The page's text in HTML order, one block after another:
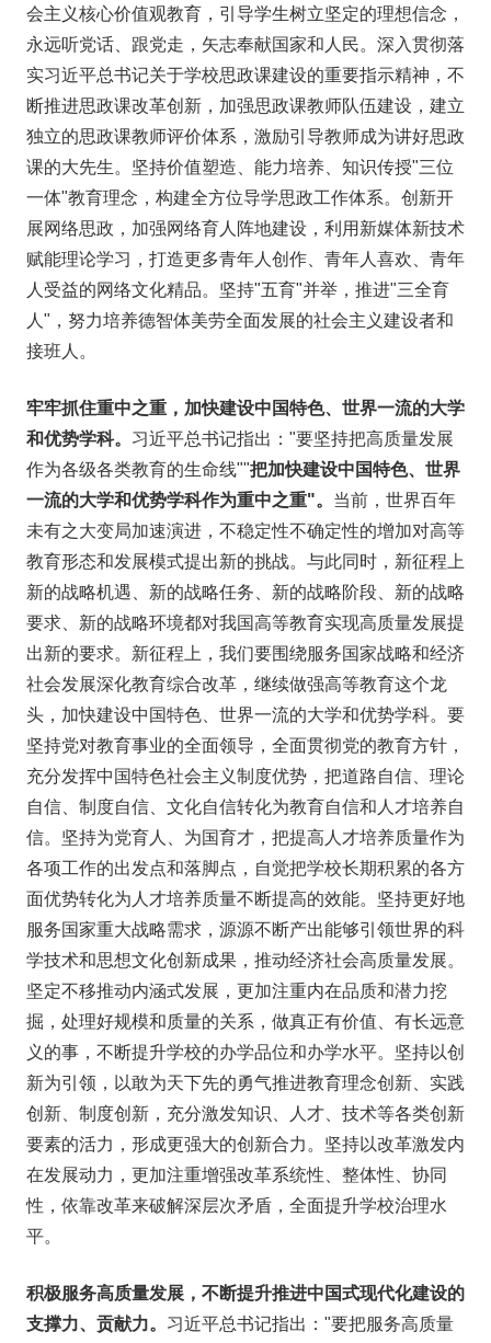
会主义核心价值观教育，引导学生树立坚定的理想信念，
永远听党话、跟党走，矢志奉献国家和人民。深入贯彻落
实习近平总书记关于学校思政课建设的重要指示精神，不
断推进思政课改革创新，加强思政课教师队伍建设，建立
独立的思政课教师评价体系，激励引导教师成为讲好思政
课的大先生。坚持价值塑造、能力培养、知识传授"三位
一体"教育理念，构建全方位导学思政工作体系。创新开
展网络思政，加强网络育人阵地建设，利用新媒体新技术
赋能理论学习，打造更多青年人创作、青年人喜欢、青年
人受益的网络文化精品。坚持"五育"并举，推进"三全育
人"，努力培养德智体美劳全面发展的社会主义建设者和
接班人。
牢牢抓住重中之重，加快建设中国特色、世界一流的大学
和优势学科。 习近平总书记指出："要坚持把高质量发展
作为各级各类教育的生命线""把加快建设中国特色、世界
一流的大学和优势学科作为重中之重"。 当前，世界百年
未有之大变局加速演进，不稳定性不确定性的增加对高等
教育形态和发展模式提出新的挑战。与此同时，新征程上
新的战略机遇、新的战略任务、新的战略阶段、新的战略
要求、新的战略环境都对我国高等教育实现高质量发展提
出新的要求。新征程上，我们要围绕服务国家战略和经济
社会发展深化教育综合改革，继续做强高等教育这个龙
头，加快建设中国特色、世界一流的大学和优势学科。要
坚持党对教育事业的全面领导，全面贯彻党的教育方针，
充分发挥中国特色社会主义制度优势，把道路自信、理论
自信、制度自信、文化自信转化为教育自信和人才培养自
信。坚持为党育人、为国育才，把提高人才培养质量作为
各项工作的出发点和落脚点，自觉把学校长期积累的各方
面优势转化为人才培养质量不断提高的效能。坚持更好地
服务国家重大战略需求，源源不断产出能够引领世界的科
学技术和思想文化创新成果，推动经济社会高质量发展。
坚定不移推动内涵式发展，更加注重内在品质和潜力挖
掘，处理好规模和质量的关系，做真正有价值、有长远意
义的事，不断提升学校的办学品位和办学水平。坚持以创
新为引领，以敢为天下先的勇气推进教育理念创新、实践
创新、制度创新，充分激发知识、人才、技术等各类创新
要素的活力，形成更强大的创新合力。坚持以改革激发内
在发展动力，更加注重增强改革系统性、整体性、协同
性，依靠改革来破解深层次矛盾，全面提升学校治理水
平。
积极服务高质量发展，不断提升推进中国式现代化建设的
支撑力、贡献力。 习近平总书记指出："要把服务高质量